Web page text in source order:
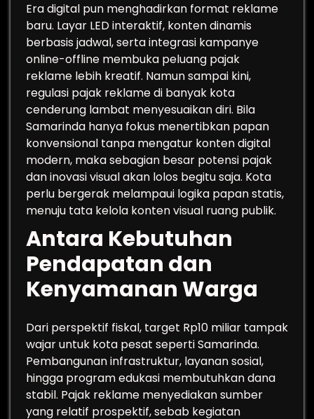
Era digital pun menghadirkan format reklame
baru. Layar LED interaktif, konten dinamis
berbasis jadwal, serta integrasi kampanye
online-offline membuka peluang pajak
reklame lebih kreatif. Namun sampai kini,
regulasi pajak reklame di banyak kota
cenderung lambat menyesuaikan diri. Bila
Samarinda hanya fokus menertibkan papan
konvensional tanpa mengatur konten digital
modern, maka sebagian besar potensi pajak
dan inovasi visual akan lolos begitu saja. Kota
perlu bergerak melampaui logika papan statis,
menuju tata kelola konten visual ruang publik.
Antara Kebutuhan
Pendapatan dan
Kenyamanan Warga
Dari perspektif fiskal, target Rp10 miliar tampak
wajar untuk kota pesat seperti Samarinda.
Pembangunan infrastruktur, layanan sosial,
hingga program edukasi membutuhkan dana
stabil. Pajak reklame menyediakan sumber
yang relatif prospektif, sebab kegiatan